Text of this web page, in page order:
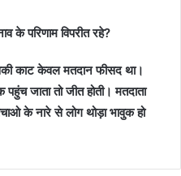
के परिणाम विपरीत रहे?
काट केवल मतदान फीसद था।
जाता तो जीत होती। मतदाता
के नारे से लोग थोड़ा भावुक हो